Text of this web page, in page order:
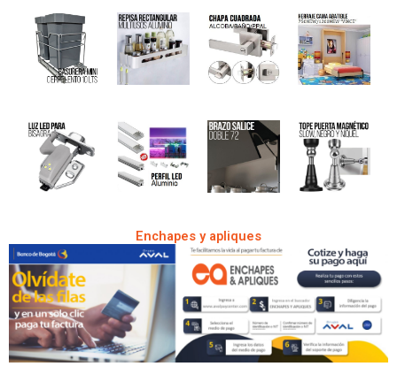
Enchapes y apliques